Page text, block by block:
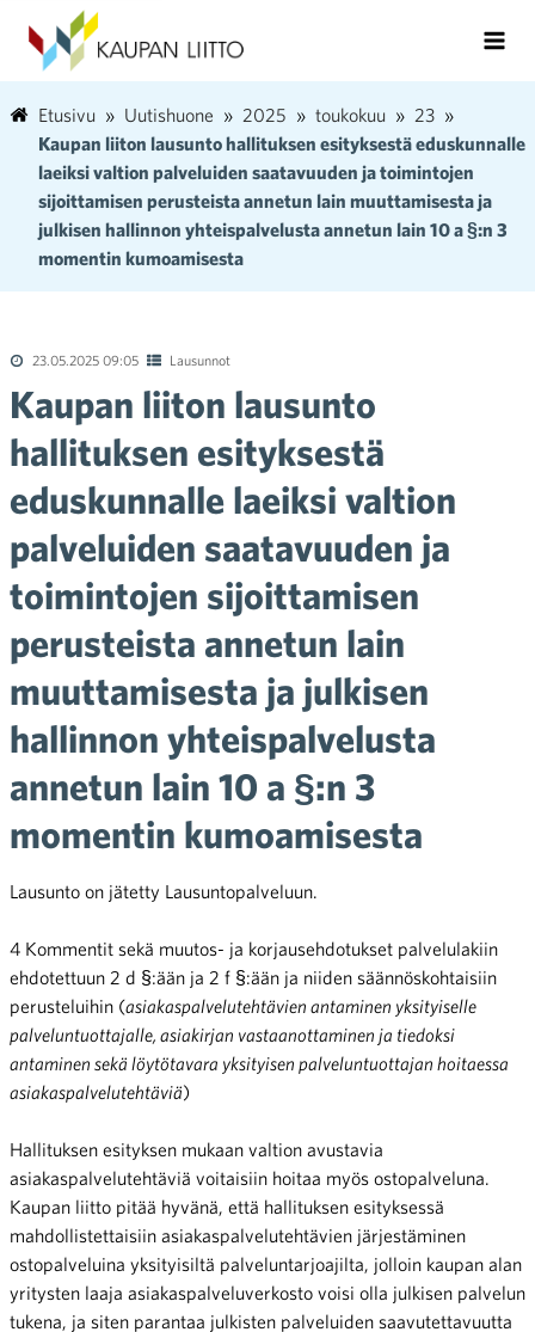
Etusivu Uutishuone 2025 toukokuu
23
Kaupan liiton lausunto hallituksen esityksestä eduskunnalle
laeiksi valtion palveluiden saatavuuden ja toimintojen
sijoittamisen perusteista annetun lain muuttamisesta ja
julkisen hallinnon yhteispalvelusta annetun lain 10 a §:n 3
momentin kumoamisesta
23.05.2025 09:05 Lausunnot
Kaupan liiton lausunto
hallituksen esityksestä
eduskunnalle laeiksi valtion
palveluiden saatavuuden ja
toimintojen sijoittamisen
perusteista annetun lain
muuttamisesta ja julkisen
hallinnon yhteispalvelusta
annetun lain 10 a §:n 3
momentin kumoamisesta
Lausunto on jätetty Lausuntopalveluun.
4 Kommentit sekä muutos- ja korjausehdotukset palvelulakiin
ehdotettuun 2 d §:ään ja 2 f §:ään ja niiden säännöskohtaisiin
perusteluihin (asiakaspalvelutehtävien antaminen yksityiselle
palveluntuottajalle, asiakirjan vastaanottaminen ja tiedoksi
antaminen sekä löytötavara yksityisen palveluntuottajan hoitaessa
asiakaspalvelutehtäviä)
Hallituksen esityksen mukaan valtion avustavia
asiakaspalvelutehtäviä voitaisiin hoitaa myös ostopalveluna.
Kaupan liitto pitää hyvänä, että hallituksen esityksessä
mahdollistettaisiin asiakaspalvelutehtävien järjestäminen
ostopalveluina yksityisiltä palveluntarjoajilta, jolloin kaupan alan
yritysten laaja asiakaspalveluverkosto voisi olla julkisen palvelun
tukena, ja siten parantaa julkisten palveluiden saavutettavuutta